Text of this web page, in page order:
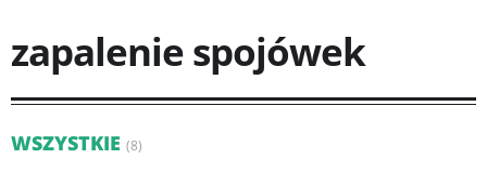
zapalenie spojówek
WSZYSTKIE (8)